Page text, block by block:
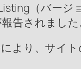
（バージ
告されました
より、サイ